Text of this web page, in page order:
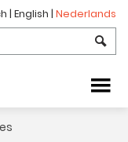
| English | Nederlands